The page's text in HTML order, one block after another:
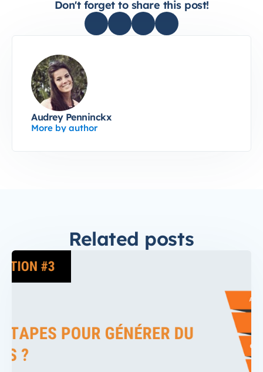
Don't forget to share this post!
Audrey Penninckx
More by author
Related posts